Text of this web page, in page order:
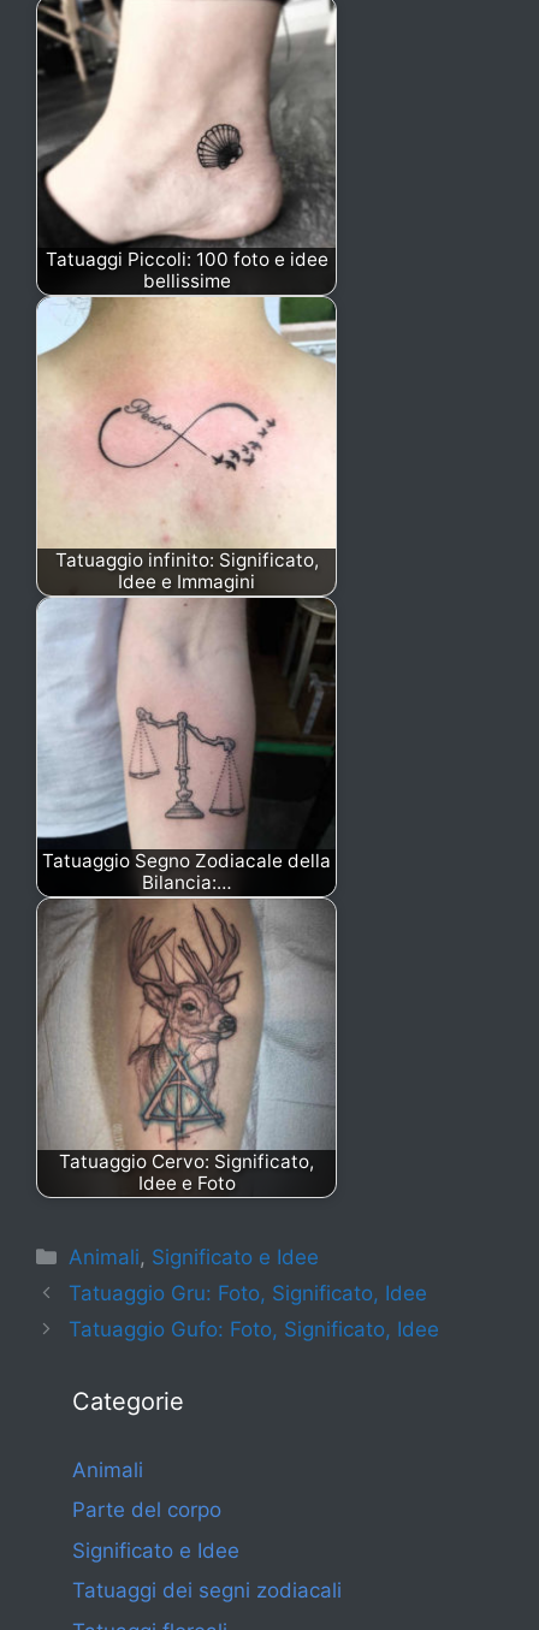
Tatuaggi Piccoli: 100 foto e idee
bellissime
Tatuaggio infinito: Significato,
Idee e Immagini
Tatuaggio Segno Zodiacale della
Bilancia:…
Tatuaggio Cervo: Significato,
Idee e Foto
Categorie
Animali, Significato e Idee
Tatuaggio Gru: Foto, Significato, Idee
Tatuaggio Gufo: Foto, Significato, Idee
Categorie
Animali
Parte del corpo
Significato e Idee
Tatuaggi dei segni zodiacali